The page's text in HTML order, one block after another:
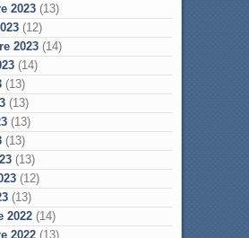
2023(13)
(12)
2023(14)
(14)
(13)
(13)
(13)
(13)
(13)
(12)
(13)
2022(14)
2022(13)